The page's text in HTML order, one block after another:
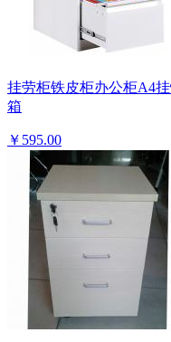
挂劳柜铁皮柜办公柜A4
箱
￥595.00